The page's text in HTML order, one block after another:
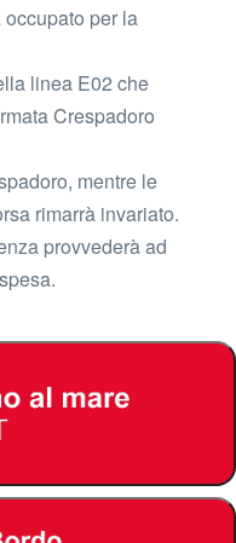
per la
linea E02 che
Crespadoro
mentre le
rimarrà invariato.
provvederà ad